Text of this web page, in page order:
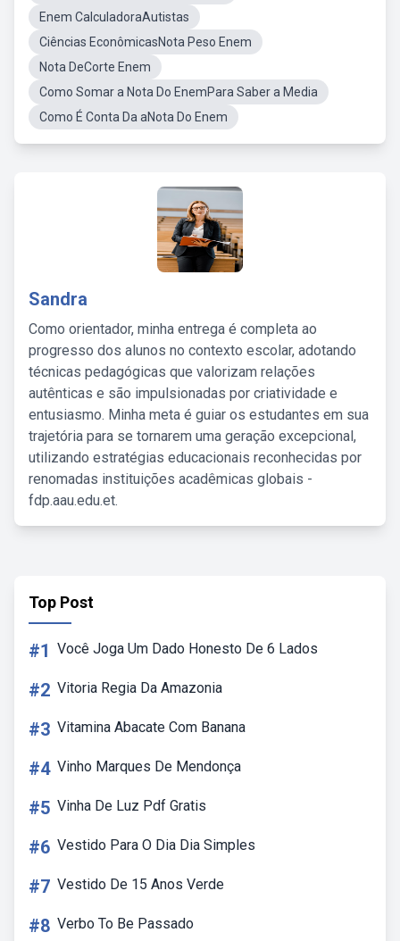
Enem CalculadoraAutistas
Ciências EconômicasNota Peso Enem
Nota DeCorte Enem
Como Somar a Nota Do EnemPara Saber a Media
Como É Conta Da aNota Do Enem
Sandra
Como orientador, minha entrega é completa ao
progresso dos alunos no contexto escolar, adotando
técnicas pedagógicas que valorizam relações
autênticas e são impulsionadas por criatividade e
entusiasmo. Minha meta é guiar os estudantes em sua
trajetória para se tornarem uma geração excepcional,
utilizando estratégias educacionais reconhecidas por
renomadas instituições acadêmicas globais -
fdp.aau.edu.et.
Top Post
#1 Você Joga Um Dado Honesto De 6 Lados
#2 Vitoria Regia Da Amazonia
#3 Vitamina Abacate Com Banana
#4 Vinho Marques De Mendonça
#5 Vinha De Luz Pdf Gratis
#6 Vestido Para O Dia Dia Simples
#7 Vestido De 15 Anos Verde
#8 Verbo To Be Passado